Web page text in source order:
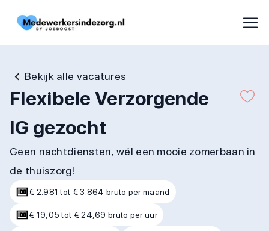
Bekijk alle vacatures
Flexibele Verzorgende
IG gezocht
Geen nachtdiensten, wél een mooie zomerbaan in
de thuiszorg!
€ 2.981 tot € 3.864 bruto per maand
€ 19,05 tot € 24,69 bruto per uur